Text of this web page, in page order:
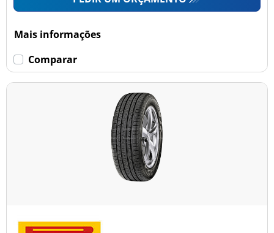
Mais informações
Comparar